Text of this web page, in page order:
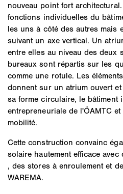
nouveau point fort
fonctions individuelles du
les uns à côté des autres mais
suivant un axe vertical. Un
entre elles au niveau des deux
bureaux sont répartis sur les
comme une rotule. Les
donnent sur un atrium ouvert
sa forme circulaire, le bâtiment
entrepreneuriale de l'ÖAMTC
mobilité.
Cette construction convainc
solaire hautement efficace avec
, des stores à enroulement et
WAREMA.